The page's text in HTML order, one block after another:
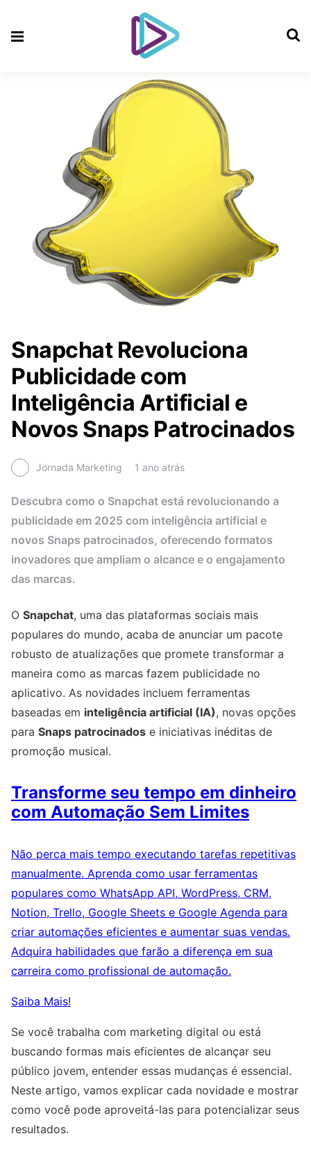
Snapchat Revoluciona
Publicidade com
Inteligência Artificial e
Novos Snaps Patrocinados
Jornada Marketing 1 ano atrás
Descubra como o Snapchat está revolucionando a
publicidade em 2025 com inteligência artificial e
novos Snaps patrocinados, oferecendo formatos
inovadores que ampliam o alcance e o engajamento
das marcas.
O Snapchat, uma das plataformas sociais mais
populares do mundo, acaba de anunciar um pacote
robusto de atualizações que promete transformar a
maneira como as marcas fazem publicidade no
aplicativo. As novidades incluem ferramentas
baseadas em inteligência artificial (IA), novas opções
para Snaps patrocinados e iniciativas inéditas de
promoção musical.
Transforme seu tempo em dinheiro
com Automação Sem Limites
Não perca mais tempo executando tarefas repetitivas
manualmente. Aprenda como usar ferramentas
populares como WhatsApp API, WordPress, CRM,
Notion, Trello, Google Sheets e Google Agenda para
criar automações eficientes e aumentar suas vendas.
Adquira habilidades que farão a diferença em sua
carreira como profissional de automação.
Saiba Mais!
Se você trabalha com marketing digital ou está
buscando formas mais eficientes de alcançar seu
público jovem, entender essas mudanças é essencial.
Neste artigo, vamos explicar cada novidade e mostrar
como você pode aproveitá-las para potencializar seus
resultados.